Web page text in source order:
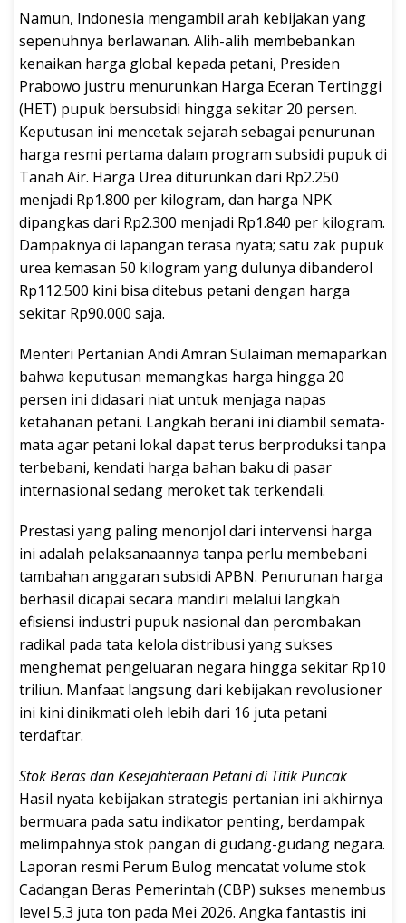
Namun, Indonesia mengambil arah kebijakan yang
sepenuhnya berlawanan. Alih-alih membebankan
kenaikan harga global kepada petani, Presiden
Prabowo justru menurunkan Harga Eceran Tertinggi
(HET) pupuk bersubsidi hingga sekitar 20 persen.
Keputusan ini mencetak sejarah sebagai penurunan
harga resmi pertama dalam program subsidi pupuk di
Tanah Air. Harga Urea diturunkan dari Rp2.250
menjadi Rp1.800 per kilogram, dan harga NPK
dipangkas dari Rp2.300 menjadi Rp1.840 per kilogram.
Dampaknya di lapangan terasa nyata; satu zak pupuk
urea kemasan 50 kilogram yang dulunya dibanderol
Rp112.500 kini bisa ditebus petani dengan harga
sekitar Rp90.000 saja.
Menteri Pertanian Andi Amran Sulaiman memaparkan
bahwa keputusan memangkas harga hingga 20
persen ini didasari niat untuk menjaga napas
ketahanan petani. Langkah berani ini diambil semata-
mata agar petani lokal dapat terus berproduksi tanpa
terbebani, kendati harga bahan baku di pasar
internasional sedang meroket tak terkendali.
Prestasi yang paling menonjol dari intervensi harga
ini adalah pelaksanaannya tanpa perlu membebani
tambahan anggaran subsidi APBN. Penurunan harga
berhasil dicapai secara mandiri melalui langkah
efisiensi industri pupuk nasional dan perombakan
radikal pada tata kelola distribusi yang sukses
menghemat pengeluaran negara hingga sekitar Rp10
triliun. Manfaat langsung dari kebijakan revolusioner
ini kini dinikmati oleh lebih dari 16 juta petani
terdaftar.
Stok Beras dan Kesejahteraan Petani di Titik Puncak
Hasil nyata kebijakan strategis pertanian ini akhirnya
bermuara pada satu indikator penting, berdampak
melimpahnya stok pangan di gudang-gudang negara.
Laporan resmi Perum Bulog mencatat volume stok
Cadangan Beras Pemerintah (CBP) sukses menembus
level 5,3 juta ton pada Mei 2026. Angka fantastis ini